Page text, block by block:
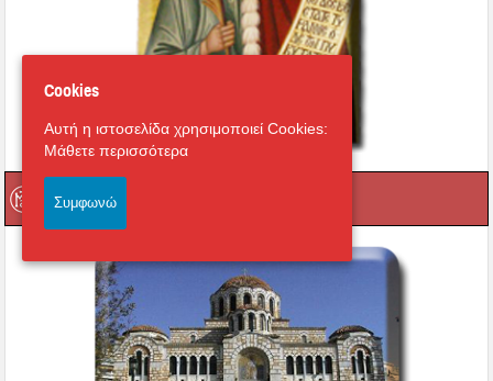
Cookies
Αυτή η ιστοσελίδα χρησιμοποιεί Cookies:
Μάθετε περισσότερα
Συμφωνώ